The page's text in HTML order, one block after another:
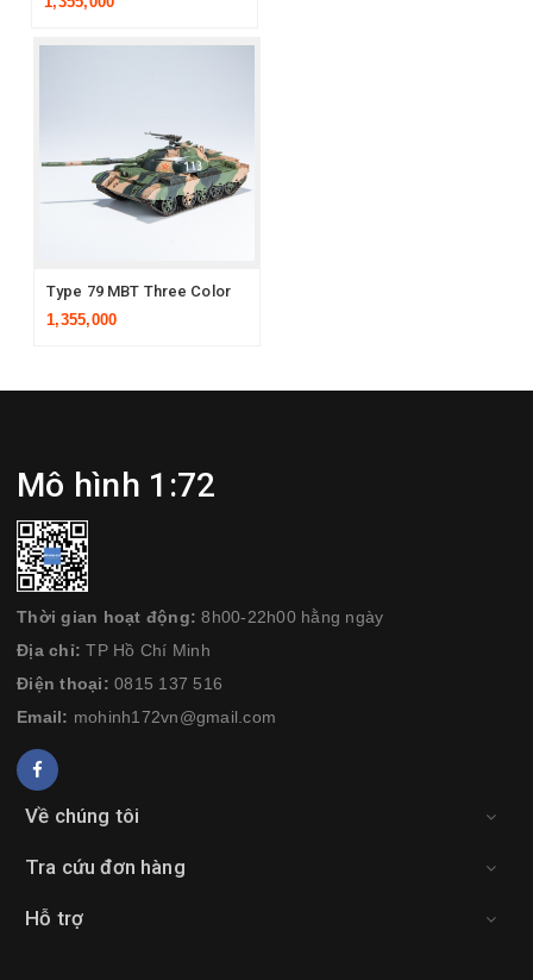
1,355,000
Mô hình 1:72
Thời gian hoạt động:8h00-22h00 hằng ngày
Địa chỉ:TP Hồ Chí Minh
Điện thoại: 0815 137 516
Email: mohinh172vn@gmail.com
Về chúng tôi
Tra cứu đơn hàng
Hỗ trợ